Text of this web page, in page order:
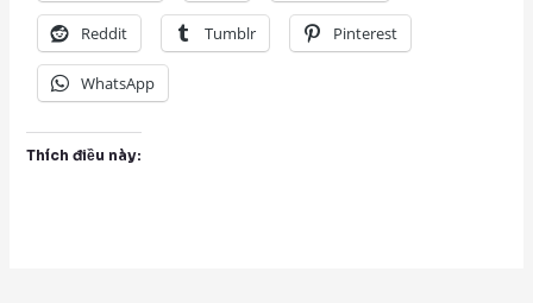
Reddit Tumblr Pinterest
WhatsApp
Thích điều này: